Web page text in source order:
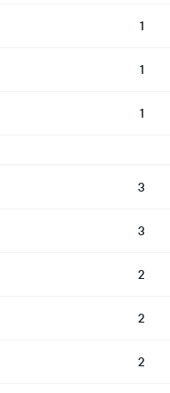
1
1
1
3
3
2
2
2